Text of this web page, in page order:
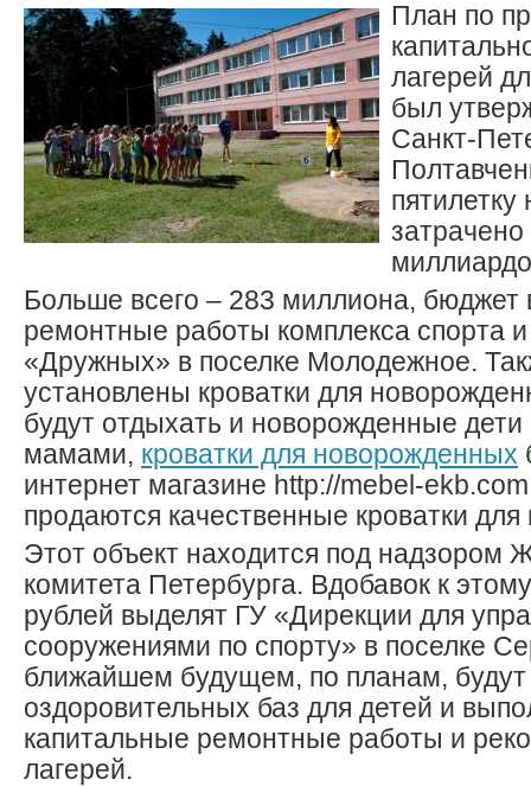
План по
лагерей
был
Санкт-
пятилетку
Больше всего – 283 миллиона, бюджет
ремонтные работы комплекса спорта
«Дружных» в поселке Молодежное.
установлены кроватки для
будут отдыхать и новорожденные дети
мамами, кроватки для новорожденных
интернет магазине http://mebel-
продаются качественные кроватки
Этот объект находится под надзором
комитета Петербурга. Вдобавок к
рублей выделят ГУ «Дирекции для
сооружениями по спорту» в поселке
ближайшем будущем, по планам, будут
оздоровительных баз для детей и
капитальные ремонтные работы и
лагерей.